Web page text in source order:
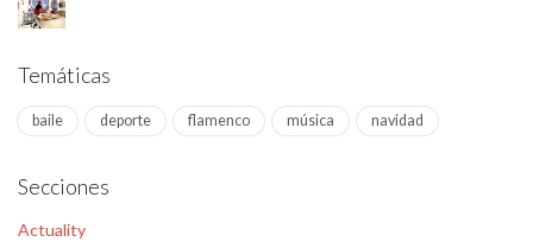
Temáticas
baile deporte flamenco música navidad
Secciones
Actuality